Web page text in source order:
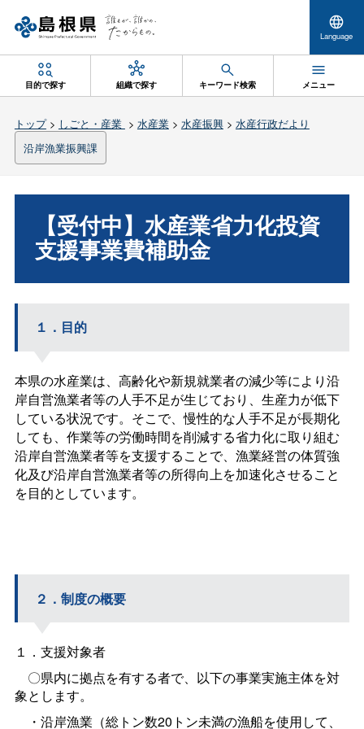
Language
目的で探す 組織で探す キーワード検索 メニュー
トップ> しごと・産業 > 水産業> 水産振興> 水産行政だより
沿岸漁業振興課
【受付中】水産業省力化投資
支援事業費補助金
１．目的
本県の水産業は、高齢化や新規就業者の減少等により沿
岸自営漁業者等の人手不足が生じており、生産力が低下
している状況です。そこで、慢性的な人手不足が長期化
しても、作業等の労働時間を削減する省力化に取り組む
沿岸自営漁業者等を支援することで、漁業経営の体質強
化及び沿岸自営漁業者等の所得向上を加速化させること
を目的としています。
２．制度の概要
１．支援対象者
〇県内に拠点を有する者で、以下の事業実施主体を対
象とします。
・沿岸漁業（総トン数20トン未満の漁船を使用して、